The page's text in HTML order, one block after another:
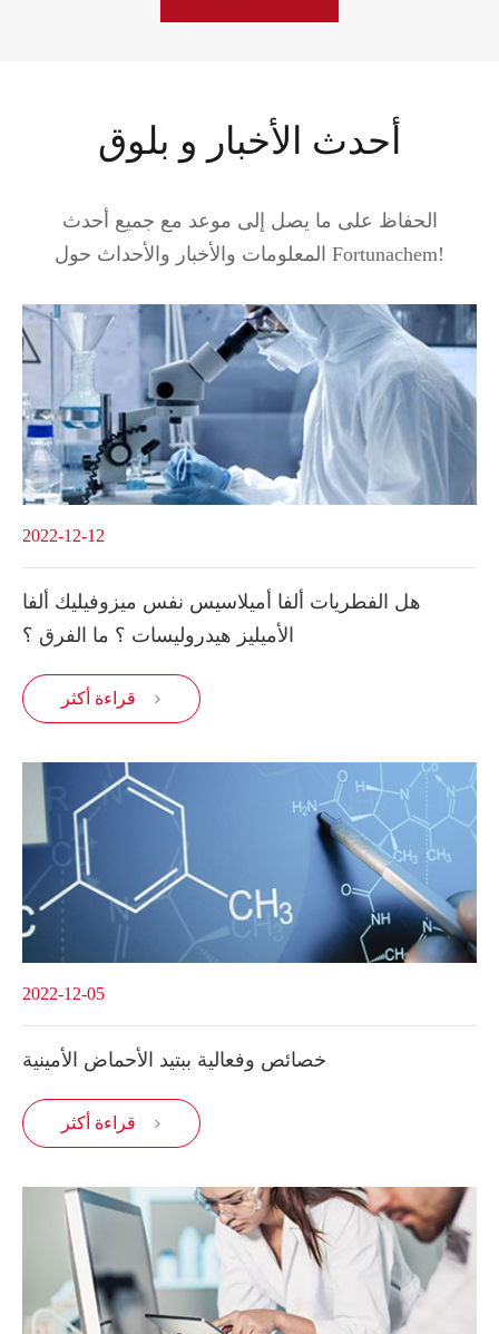
أحدث الأخبار و بلوق
الحفاظ على ما يصل إلى موعد مع جميع أحدث
المعلومات والأخبار والأحداث حول Fortunachem!
2022-12-12
هل الفطريات ألفا أميلاسيس نفس ميزوفيليك ألفا
الأميليز هيدروليسات ؟ ما الفرق ؟
قراءة أكثر 
2022-12-05
خصائص وفعالية ببتيد الأحماض الأمينية
قراءة أكثر 